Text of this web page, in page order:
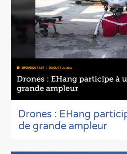
Drones : EHang
de grande ampleur